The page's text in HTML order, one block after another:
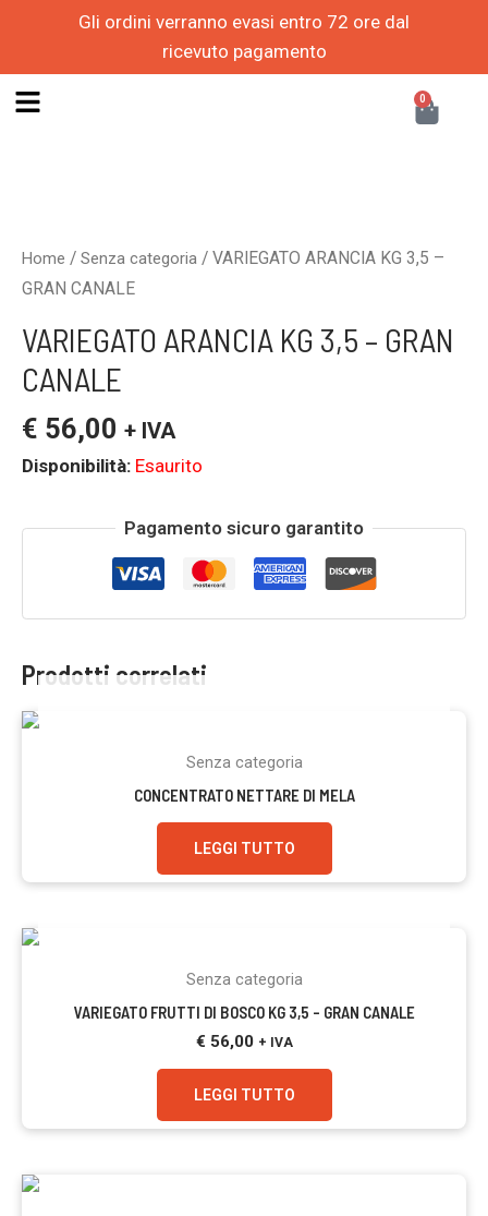
Gli ordini verranno evasi entro 72 ore dal
ricevuto pagamento
contenuto
0
Home / Senza categoria / VARIEGATO ARANCIA KG 3,5 –
GRAN CANALE
VARIEGATO ARANCIA KG 3,5 – GRAN
CANALE
€ 56,00 + IVA
Disponibilità: Esaurito
Pagamento sicuro garantito
Prodotti correlati
Senza categoria
CONCENTRATO NETTARE DI MELA
LEGGI TUTTO
Senza categoria
VARIEGATO FRUTTI DI BOSCO KG 3,5 – GRAN CANALE
€ 56,00 + IVA
LEGGI TUTTO